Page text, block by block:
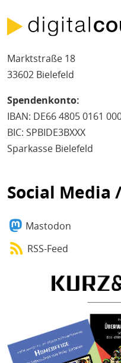
Marktstraße 18
33602 Bielefeld
Spendenkonto:
IBAN: DE66 4805 0161
BIC: SPBIDE3BXXX
Sparkasse Bielefeld
Social Media
Mastodon
RSS-Feed